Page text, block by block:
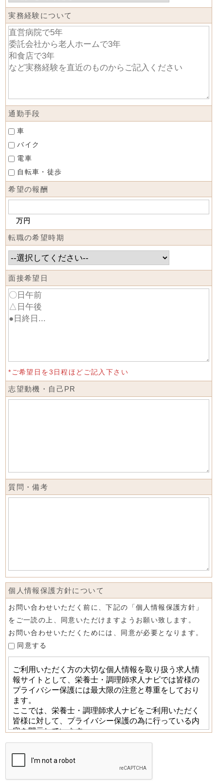
実務経験について
通勤手段
車
バイク
電車
自転車・徒歩
希望の報酬
万円
転職の希望時期
面接希望日
*ご希望日を3日程ほどご記入下さい
志望動機・自己PR
質問・備考
個人情報保護方針について
お問い合わせいただく前に、下記の「個人情報保護方針」
をご一読の上、同意いただけますようお願い致します。
お問い合わせいただくためには、同意が必要となります。
同意する